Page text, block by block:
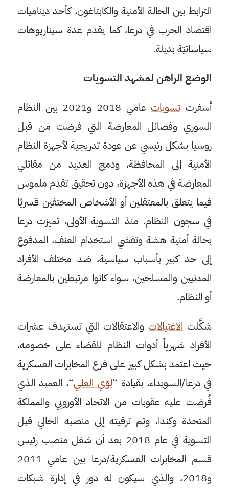
الترابط بين الحالة الأمنية والكابتاغون، كأحد ديناميات
اقتصاد الحرب في درعا، كما يقدم عدة سيناريوهات
سياساتيّة بديلة.
الوضع الراهن لمشهد التسويات
أسفرت تسويات
عامي 2018 و2021 بين النظام
السوري وفصائل المعارضة التي فرضت من قبل
روسيا بشكل رئيسي عن عودة تدريجية لأجهزة النظام
الأمنية إلى المحافظة، ودمج العديد من مقاتلي
المعارضة في هذه الأجهزة، دون تحقيق تقدم ملموس
فيما يتعلق بالمعتقلين أو الأشخاص المختفين قسريًا
في سجون النظام. منذ التسوية الأولى، تميزت درعا
بحالة أمنية هشة وتفشي استخدام العنف، المدفوع
إلى حد كبير بأسباب سياسية، ضد مختلف الأفراد
المدنيين والمسلحين، سواء كانوا مرتبطين بالمعارضة
أو النظام.
شكَّلت الاغتيالاتوالاعتقالات التي تستهدف عشرات
الأفراد شهرياً أدوات النظام للقضاء على خصومه،
حيث اعتمد بشكل كبير على فرع المخابرات العسكرية
في درعا/السويداء، بقيادة “لؤي العلي“، العميد الذي
فُرضت عليه عقوبات من الاتحاد الأوروبي والمملكة
المتحدة وكندا، وتم ترقيته إلى منصبه الحالي قبل
التسوية في عام 2018 بعد أن شغل منصب رئيس
قسم المخابرات العسكرية/درعا بين عامي 2011
و2018، والذي سيكون له دور في إدارة شبكات